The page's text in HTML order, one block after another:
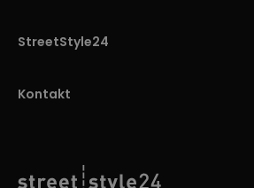
StreetStyle24
Kontakt